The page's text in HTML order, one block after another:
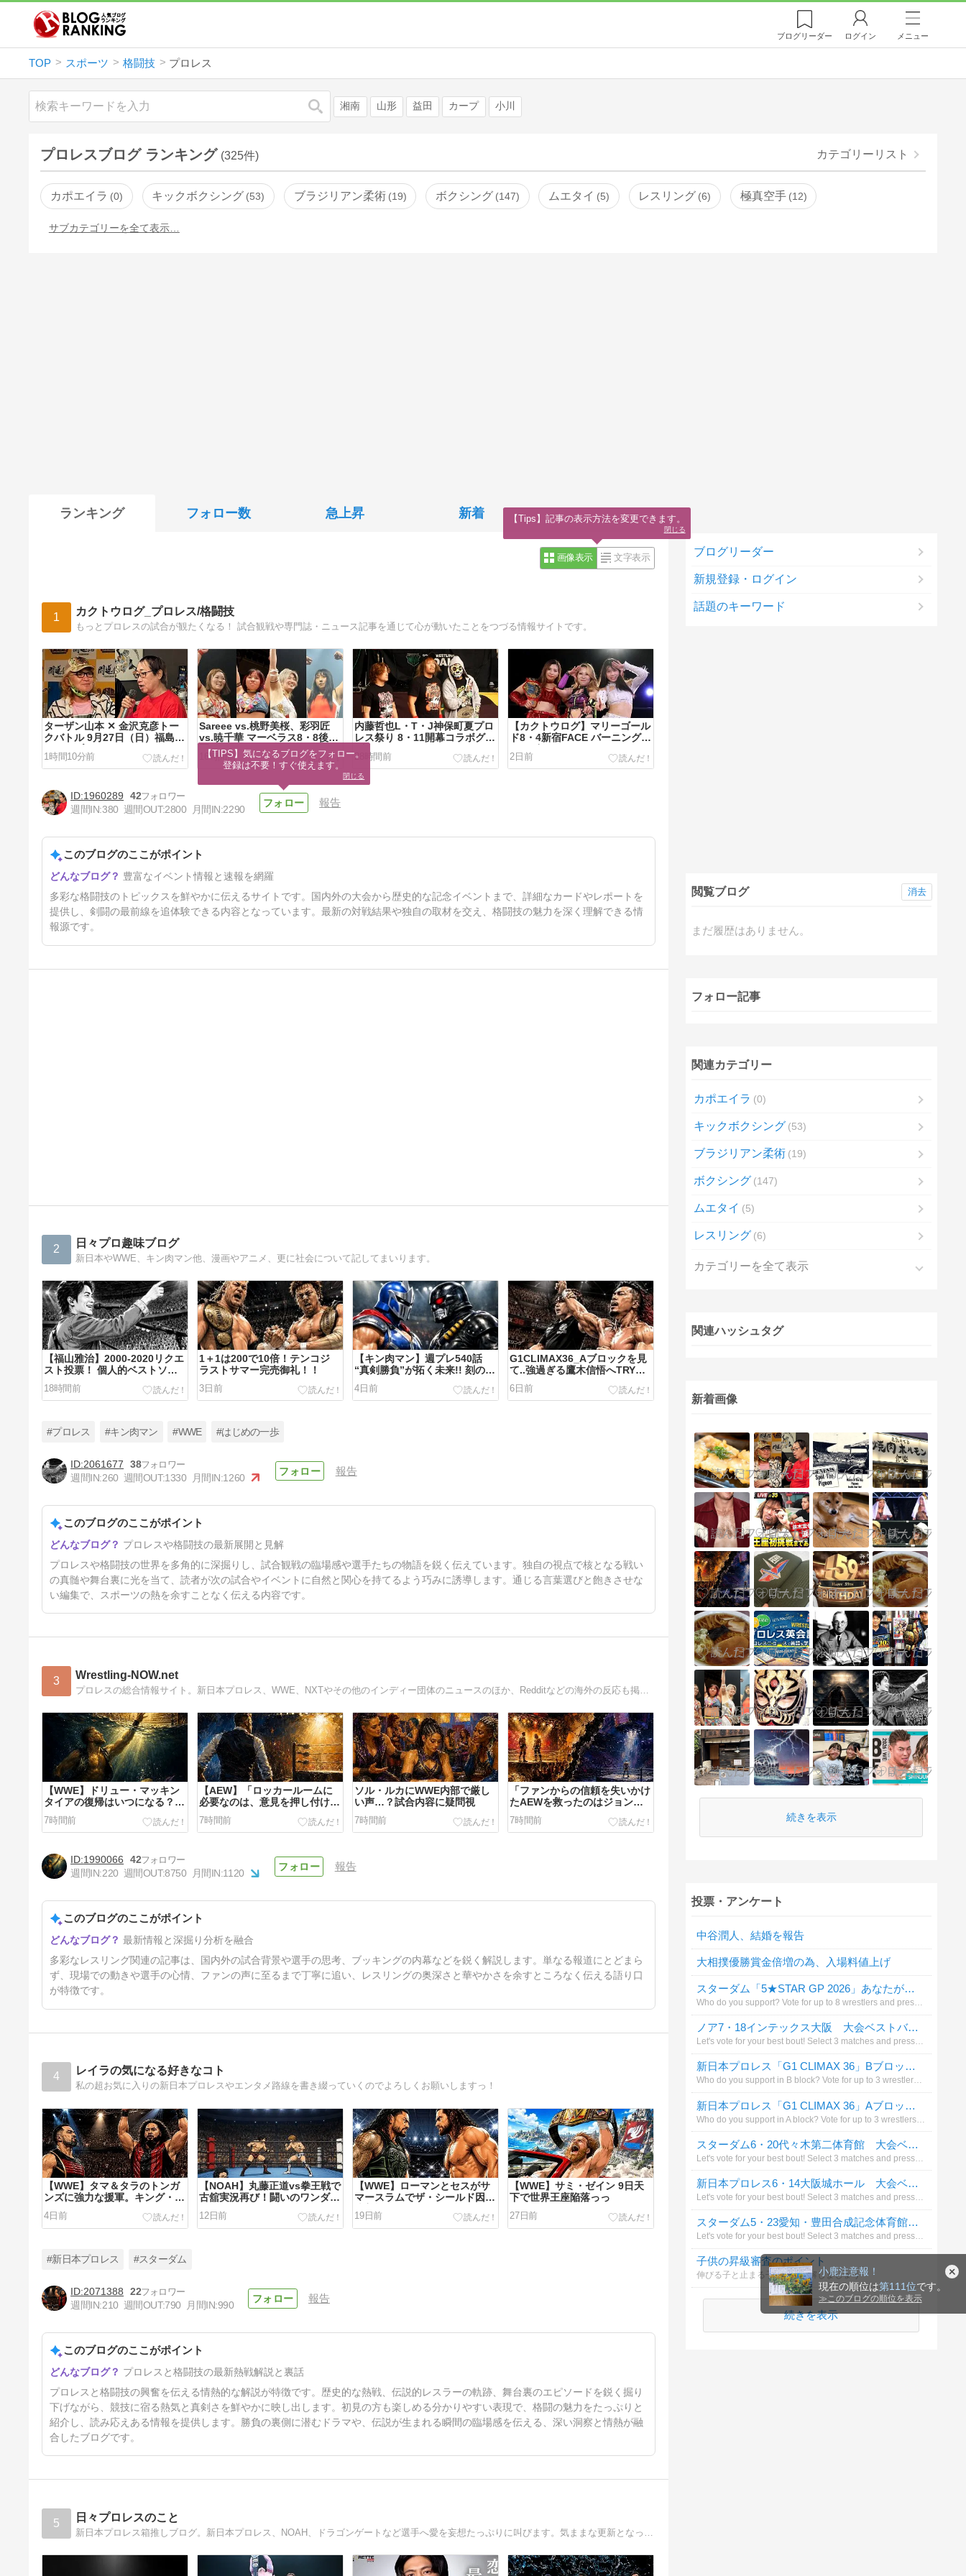
小鹿注意報！
現在の順位は第111位です。
≫ このブログの順位を表示
ブログリーダー ログイン メニュー
TOP スポーツ 格闘技 プロレス
検索 湘南 山形 益田 カープ 小川
プロレスブログ ランキング (325件) カテゴリーリスト
カポエイラ 0 キックボクシング 53 ブラジリアン柔術 19 ボクシング 147 ムエタイ 5 レスリング 6 極真空手 12
サブカテゴリーを全て表示…
ランキング フォロー数 急上昇 新着
画像表示 文字表示
1 カクトウログ_プロレス/格闘技
もっとプロレスの試合が観たくなる！ 試合観戦や専門誌・ニュース記事を通じて心が動いたことをつづる情報サイトです。
ターザン山本 ✕ 金沢克彦トー
クバトル 9月27日（日）福島デ
イ・オブ・レイジ
1時間10分前
Sareee vs.桃野美桜、彩羽匠
vs.暁千華 マーベラス8・8後楽
園ホール
16時間前
内藤哲也L・T・J神保町夏プロ
レス祭り 8・11開幕コラボグッ
ズはこれだ
28時間前
【カクトウログ】マリーゴール
ド8・4新宿FACE バーニング・
ディザイア2026
2日前
【招待】川田利明＆田上明×小
橋建太＆秋山準トーク 8・9紀
2日前
1960289
42
週間IN:380 週間OUT:2800 月間IN:2290
報告
このブログのここがポイント
豊富なイベント情報と速報を網羅
多彩な格闘技のトピックスを鮮やかに伝えるサイトです。国内外の大会から歴史的な記念イベントまで、詳細なカードやレポートを
提供し、剣闘の最前線を追体験できる内容となっています。最新の対戦結果や独自の取材を交え、格闘技の魅力を深く理解できる情
報源です。
2 日々プロ趣味ブログ
新日本やWWE、キン肉マン他、漫画やアニメ、更に社会について記してまいります。
【福山雅治】2000-2020リクエ
スト投票！ 個人的ベストソン
グスはコレだ！！
18時間前
1＋1は200で10倍！テンコジ
ラストサマー完売御礼！！
3日前
【キン肉マン】週プレ540話
“真剣勝負”が拓く未来!! 刻の神
のシルエット!?
4日前
G1CLIMAX36_Aブロックを見
て..強過ぎる鷹木信悟へTRY
AGAIN！！
6日前
て…外国人選手バイアスがヤバ
い！？
8日前
#プロレス #キン肉マン #WWE #はじめの一歩
2061677
38
週間IN:260 週間OUT:1330 月間IN:1260
報告
このブログのここがポイント
プロレスや格闘技の最新展開と見解
プロレスや格闘技の世界を多角的に深掘りし、試合観戦の臨場感や選手たちの物語を鋭く伝えています。独自の視点で核となる戦い
の真髄や舞台裏に光を当て、読者が次の試合やイベントに自然と関心を持てるよう巧みに誘導します。通じる言葉選びと飽きさせな
い編集で、スポーツの熱を余すことなく伝える内容です。
3 Wrestling-NOW.net
【WWE】ドリュー・マッキン
タイアの復帰はいつになる？俳
優として参加中の映画の撮影は
終了間近
7時間前
【AEW】「ロッカールームに
必要なのは、意見を押し付ける
リーダーではない」サモア・ジ
ョーが提言
7時間前
ソル・ルカにWWE内部で厳し
い声…？試合内容に疑問視
7時間前
「ファンからの信頼を失いかけ
たAEWを救ったのはジョン・
モクスリーだ」ダニエル・ガル
シアが語る
7時間前
カイル・フレッチャーが
「AEWの顔」になることの重
ら承認される感じ。プレッシャ
ーは本物だ」
16時間前
1990066
42
週間IN:220 週間OUT:8750 月間IN:1120
報告
このブログのここがポイント
最新情報と深掘り分析を融合
多彩なレスリング関連の記事は、国内外の試合背景や選手の思考、ブッキングの内幕などを鋭く解説します。単なる報道にとどまら
ず、現場での動きや選手の心情、ファンの声に至るまで丁寧に追い、レスリングの奥深さと華やかさを余すところなく伝える語り口
が特徴です。
4 レイラの気になる好きなコト
私の超お気に入りの新日本プロレスやエンタメ路線を書き綴っていくのでよろしくお願いしますっ！
【WWE】タマ＆タラのトンガ
ンズに強力な援軍。キング・ハ
ク降臨ですっっ
4日前
【NOAH】丸藤正道vs拳王戦で
古舘実況再び！闘いのワンダー
ランド健在ですっっ
12日前
【WWE】ローマンとセスがサ
マースラムでザ・シールド因縁
決着戦ですっっ
19日前
【WWE】サミ・ゼイン 9日天
下で世界王座陥落っっ
27日前
vsセス・ロリンズ サマースラ
ムで実現！！ ワクワクが止ま
りませんっっ
32日前
#新日本プロレス #スターダム
2071388
22
週間IN:210 週間OUT:790 月間IN:990
報告
このブログのここがポイント
プロレスと格闘技の最新熱戦解説と裏話
プロレスと格闘技の興奮を伝える情熱的な解説が特徴です。歴史的な熱戦、伝説的レスラーの軌跡、舞台裏のエピソードを鋭く掘り
下げながら、競技に宿る熱気と真剣さを鮮やかに映し出します。初見の方も楽しめる分かりやすい表現で、格闘の魅力をたっぷりと
紹介し、読み応えある情報を提供します。勝負の裏側に潜むドラマや、伝説が生まれる瞬間の臨場感を伝える、深い洞察と情熱が融
合したブログです。
5 日々プロレスのこと
ブログリーダー
新規登録・ログイン
話題のキーワード
閲覧ブログ
まだ履歴はありません。
消去
フォロー記事
関連カテゴリー
カポエイラ 0
キックボクシング 53
ブラジリアン柔術 19
ボクシング 147
ムエタイ 5
レスリング 6
カテゴリーを全て表示
関連ハッシュタグ
新着画像
続きを表示
投票・アンケート
中谷潤人、結婚を報告
大相撲優勝賞金倍増の為、入場料値上げ
スターダム「5★STAR GP 2026」あなたが応援する選手は?（4ブロック8人まで）
Who do you support? Vote for up to 8 wrestlers and press the vote（投票）button.
ノア7・18インテックス大阪 大会ベストバウトは?
Let's vote for your best bout! Select 3 matches and press the vote（投票）button.
新日本プロレス「G1 CLIMAX 36」Bブロックで応援する選手は？（3人まで）
Who do you support in B block? Vote for up to 3 wrestlers and press the left button（投票する）.
新日本プロレス「G1 CLIMAX 36」Aブロックで応援する選手は？（3人まで）
スターダム6・20代々木第二体育館 大会ベストバウトは?
新日本プロレス6・14大阪城ホール 大会ベストバウトは?
Let's vote for your best bout! Select 3 matches and press the vote（投票）button.
スターダム5・23愛知・豊田合成記念体育館 大会ベストバウトは?
Let's vote for your best bout! Select 3 matches and press the vote（投票）button.
子供の昇級審査のポイント
伸びる子と止まる子の差を理解しましょう
続きを表示
【TIPS】気になるブログをフォロー。
登録は不要！すぐ使えます。
閉じる
【Tips】記事の表示方法を変更できます。
閉じる